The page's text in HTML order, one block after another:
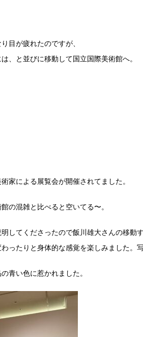
目が疲れたのですが、
、と並びに移動して国立国際美術館へ。
家による展覧会が開催されてました。
の混雑と比べると空いてる〜。
してくださったので飯川雄大さんの移動
ったりと身体的な感覚を楽しみました。
青い色に惹かれました。